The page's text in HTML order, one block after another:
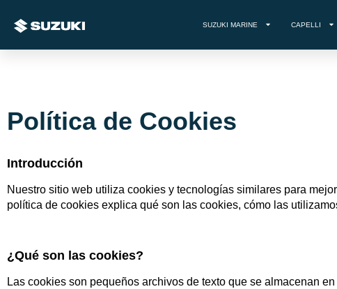
SUZUKI MARINE CAPELLI
Política de Cookies
Introducción
Nuestro sitio web utiliza cookies y tecnologías similares para
política de cookies explica qué son las cookies, cómo las
¿Qué son las cookies?
Las cookies son pequeños archivos de texto que se almacenan